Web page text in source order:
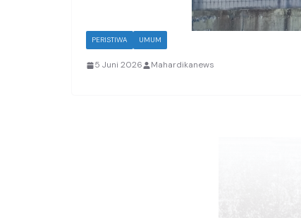
PERISTIWA UMUM
5 Juni 2026 Mahardikanews